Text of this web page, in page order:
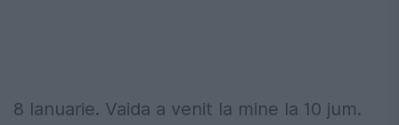
8 Ianuarie. Vaida a venit la mine la 10 jum.